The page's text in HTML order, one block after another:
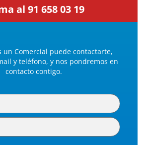
al 91 658 03 19
un Comercial puede contactarte,
y teléfono, y nos pondremos en
contacto contigo.